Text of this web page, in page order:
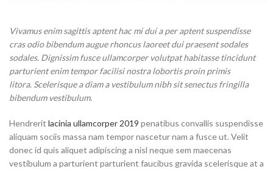
Vivamus enim sagittis aptent hac mi dui a per aptent suspendisse
cras odio bibendum augue rhoncus laoreet dui praesent sodales
sodales. Dignissim fusce ullamcorper volutpat habitasse tincidunt
parturient enim tempor facilisi nostra lobortis proin primis
litora. Scelerisque a diam a vestibulum nibh sit senectus fringilla
bibendum vestibulum.
Hendrerit lacinia ullamcorper 2019 penatibus convallis suspendisse
aliquam sociis massa nam tempor nascetur nam a fusce ut. Velit
donec id quis aliquet adipiscing a nisl neque sem maecenas
vestibulum a parturient parturient faucibus gravida scelerisque at a